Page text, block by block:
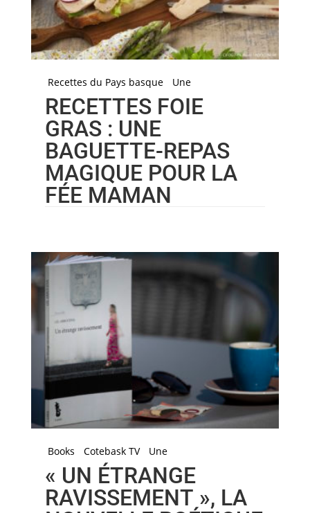
Recettes du Pays basque Une
RECETTES FOIE
GRAS : UNE
BAGUETTE-REPAS
MAGIQUE POUR LA
FÉE MAMAN
Books Cotebask TV Une
« UN ÉTRANGE
RAVISSEMENT », LA